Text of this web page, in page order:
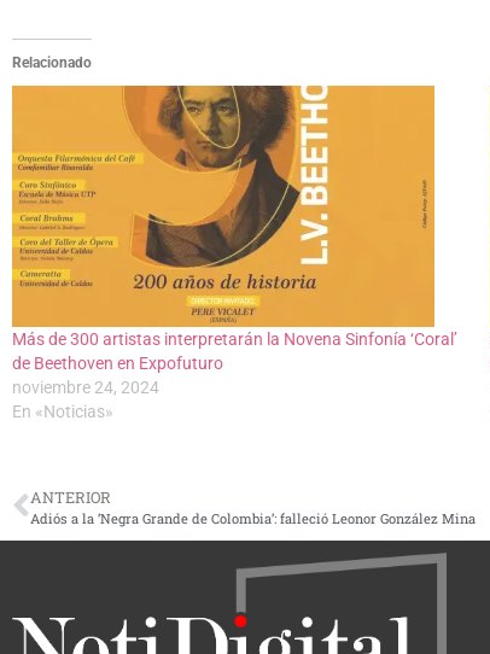
Relacionado
Más de 300 artistas interpretarán la Novena Sinfonía ‘Coral’
de Beethoven en Expofuturo
noviembre 24, 2024
En «Noticias»
ANTERIOR
Adiós a la ‘Negra Grande de Colombia’: falleció Leonor González Mina